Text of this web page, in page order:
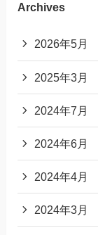
Archives
2026年5月
2025年3月
2024年7月
2024年6月
2024年4月
2024年3月